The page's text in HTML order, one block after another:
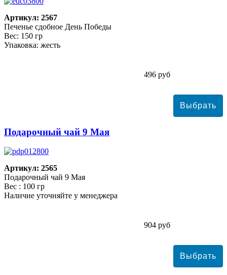
Артикул: 2567
Печенье сдобное День Победы
Вес: 150 гр
Упаковка: жесть
496 руб
Подарочный чай 9 Мая
Артикул: 2565
Подарочный чай 9 Мая
Вес : 100 гр
Наличие уточняйте у менеджера
904 руб